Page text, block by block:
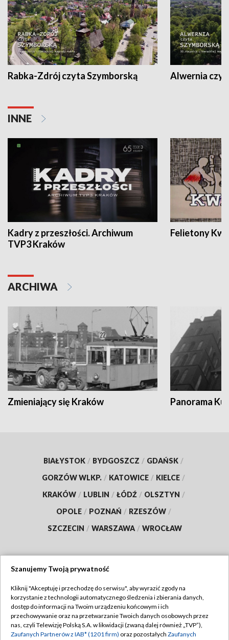
Rabka-Zdrój czyta Szymborską Alwernia
INNE
Kadry z przeszłości. Archiwum
TVP3 Kraków
Felietony
ARCHIWA
Zmieniający się Kraków Panorama
BIAŁYSTOK / BYDGOSZCZ / GDAŃSK /
GORZÓW WLKP. / KATOWICE / KIELCE /
KRAKÓW / LUBLIN / ŁÓDŹ / OLSZTYN /
OPOLE / POZNAŃ / RZESZÓW /
SZCZECIN / WARSZAWA / WROCŁAW
TVP
Abonament TVP
Emisja w TVP
Regulamin TVP
Polityka prywatności
Szanujemy Twoją prywatność
Kliknij "Akceptuję i przechodzę do serwisu", aby wyrazić zgody na
korzystanie z technologii automatycznego śledzenia i zbierania danych,
dostęp do informacji na Twoim urządzeniu końcowym i ich
przechowywanie oraz na przetwarzanie Twoich danych osobowych przez
nas, czyli Telewizję Polską S.A. w likwidacji (zwaną dalej również „TVP”),
Zaufanych Partnerów z IAB* (1201 firm) oraz pozostałych Zaufanych